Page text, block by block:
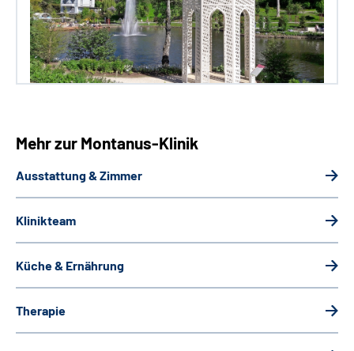
Mehr zur Montanus-Klinik
Ausstattung & Zimmer
Klinikteam
Küche & Ernährung
Therapie